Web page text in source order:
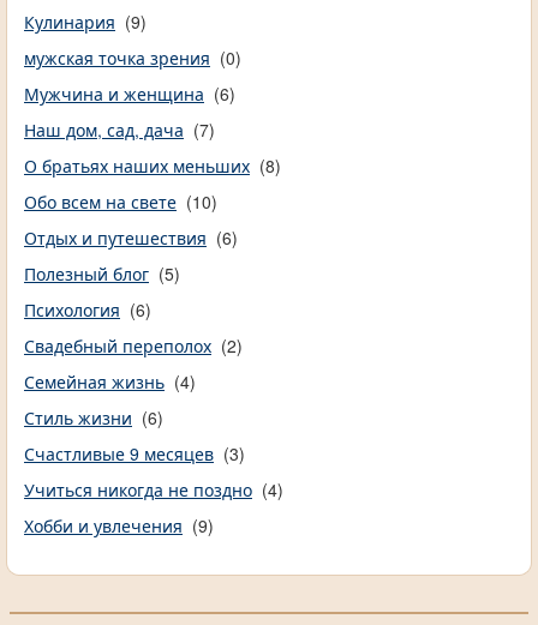
Кулинария (9)
мужская точка зрения (0)
Мужчина и женщина (6)
Наш дом, сад, дача (7)
О братьях наших меньших (8)
Обо всем на свете (10)
Отдых и путешествия (6)
Полезный блог (5)
Психология (6)
Свадебный переполох (2)
Семейная жизнь (4)
Стиль жизни (6)
Счастливые 9 месяцев (3)
Учиться никогда не поздно (4)
Хобби и увлечения (9)